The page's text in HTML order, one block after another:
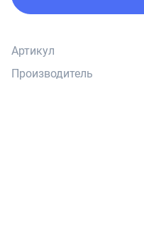
Артикул
Производитель